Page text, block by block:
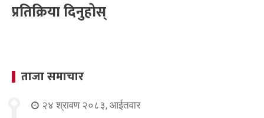
प्रतिक्रिया दिनुहोस्
ताजा समाचार
२४ श्रावण २०८३, आईतवार